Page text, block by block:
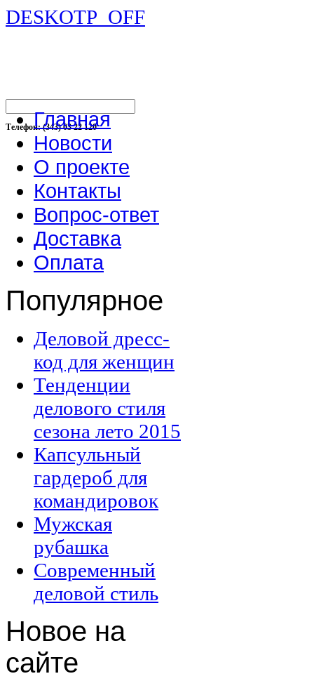
DESKOTP_OFF
Телефон: (343) 03 22 120
Главная
Новости
О проекте
Контакты
Вопрос-ответ
Доставка
Оплата
Популярное
Деловой дресс-
код для женщин
Тенденции
делового стиля
сезона лето 2015
Капсульный
гардероб для
командировок
Мужская
рубашка
Современный
деловой стиль
Новое на
сайте